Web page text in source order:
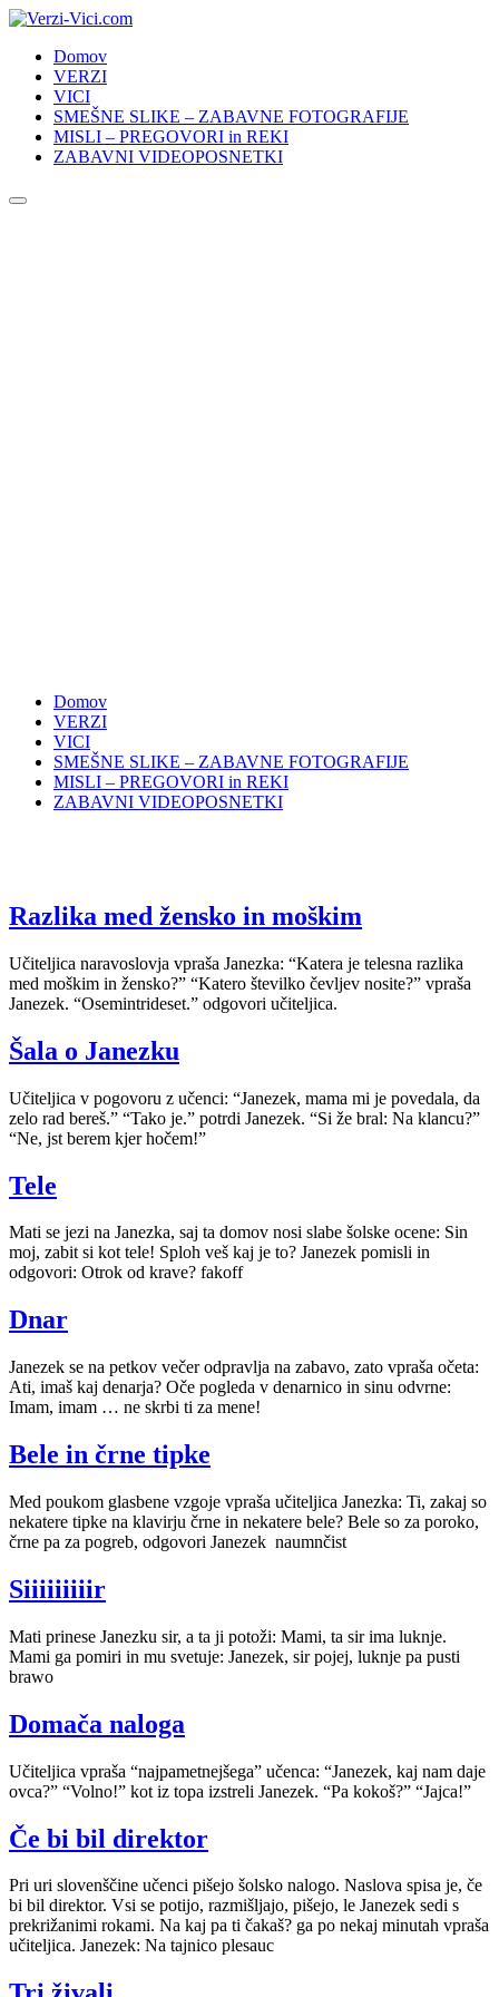
Skip
contentDomov
VERZI
VICI
SMEŠNE SLIKE – ZABAVNE FOTOGRAFIJE
MISLI – PREGOVORI in REKI
ZABAVNI VIDEOPOSNETKI
Domov
VERZI
VICI
SMEŠNE SLIKE – ZABAVNE FOTOGRAFIJE
MISLI – PREGOVORI in REKI
ZABAVNI VIDEOPOSNETKI
Razlika med žensko in moškim
Učiteljica naravoslovja vpraša Janezka: “Katera je telesna razlika
med moškim in žensko?” “Katero številko čevljev nosite?” vpraša
Janezek. “Osemintrideset.” odgovori učiteljica.
Šala o Janezku
Učiteljica v pogovoru z učenci: “Janezek, mama mi je povedala, da
zelo rad bereš.” “Tako je.” potrdi Janezek. “Si že bral: Na klancu?”
“Ne, jst berem kjer hočem!”
Tele
Mati se jezi na Janezka, saj ta domov nosi slabe šolske ocene: Sin
moj, zabit si kot tele! Sploh veš kaj je to? Janezek pomisli in
odgovori: Otrok od krave? fakoff
Dnar
Janezek se na petkov večer odpravlja na zabavo, zato vpraša očeta:
Ati, imaš kaj denarja? Oče pogleda v denarnico in sinu odvrne:
Imam, imam … ne skrbi ti za mene!
Bele in črne tipke
Med poukom glasbene vzgoje vpraša učiteljica Janezka: Ti, zakaj so
nekatere tipke na klavirju črne in nekatere bele? Bele so za poroko,
črne pa za pogreb, odgovori Janezek naumnčist
Siiiiiiiiir
Mati prinese Janezku sir, a ta ji potoži: Mami, ta sir ima luknje.
Mami ga pomiri in mu svetuje: Janezek, sir pojej, luknje pa pusti
brawo
Domača naloga
Učiteljica vpraša “najpametnejšega” učenca: “Janezek, kaj nam daje
ovca?” “Volno!” kot iz topa izstreli Janezek. “Pa kokoš?” “Jajca!”
Če bi bil direktor
Pri uri slovenščine učenci pišejo šolsko nalogo. Naslova spisa je, če
bi bil direktor. Vsi se potijo, razmišljajo, pišejo, le Janezek sedi s
prekrižanimi rokami. Na kaj pa ti čakaš? ga po nekaj minutah vpraša
učiteljica. Janezek: Na tajnico plesauc